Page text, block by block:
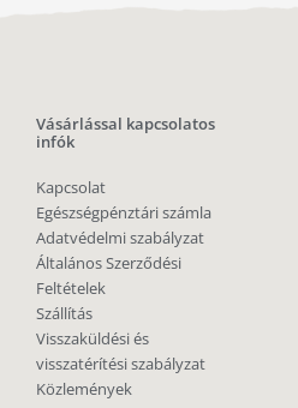
Vásárlással kapcsolatos
infók
Kapcsolat
Egészségpénztári számla
Adatvédelmi szabályzat
Általános Szerződési
Feltételek
Szállítás
Visszaküldési és
visszatérítési szabályzat
Közlemények